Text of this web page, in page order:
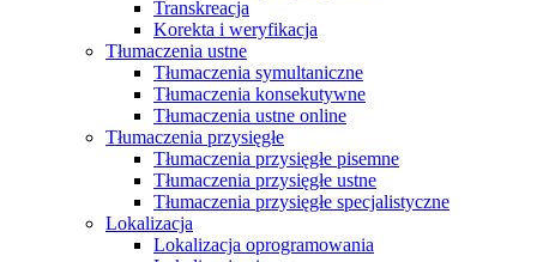
Transkreacja
Korekta i weryfikacja
Tłumaczenia ustne
Tłumaczenia symultaniczne
Tłumaczenia konsekutywne
Tłumaczenia ustne online
Tłumaczenia przysięgłe
Tłumaczenia przysięgłe pisemne
Tłumaczenia przysięgłe ustne
Tłumaczenia przysięgłe specjalistyczne
Lokalizacja
Lokalizacja oprogramowania